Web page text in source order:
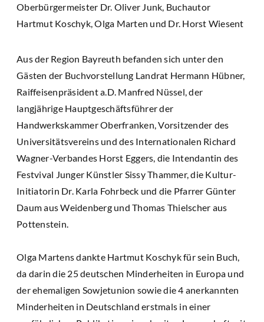
Oberbürgermeister Dr. Oliver Junk, Buchautor
Hartmut Koschyk, Olga Marten und Dr. Horst Wiesent
Aus der Region Bayreuth befanden sich unter den
Gästen der Buchvorstellung Landrat Hermann Hübner,
Raiffeisenpräsident a.D. Manfred Nüssel, der
langjährige Hauptgeschäftsführer der
Handwerkskammer Oberfranken, Vorsitzender des
Universitätsvereins und des Internationalen Richard
Wagner-Verbandes Horst Eggers, die Intendantin des
Festvival Junger Künstler Sissy Thammer, die Kultur-
Initiatorin Dr. Karla Fohrbeck und die Pfarrer Günter
Daum aus Weidenberg und Thomas Thielscher aus
Pottenstein.
Olga Martens dankte Hartmut Koschyk für sein Buch,
da darin die 25 deutschen Minderheiten in Europa und
der ehemaligen Sowjetunion sowie die 4 anerkannten
Minderheiten in Deutschland erstmals in einer